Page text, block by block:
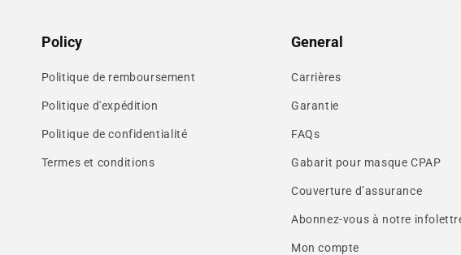
Policy
Politique de remboursement
Politique d'expédition
Politique de confidentialité
Termes et conditions
General
Carrières
Garantie
FAQs
Gabarit pour masque CPAP
Couverture d’assurance
Abonnez-vous à notre
Mon compte